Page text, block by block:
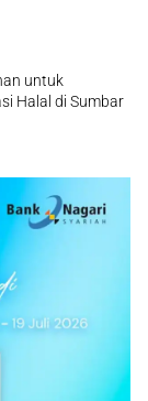
untuk
Halal di Sumbar